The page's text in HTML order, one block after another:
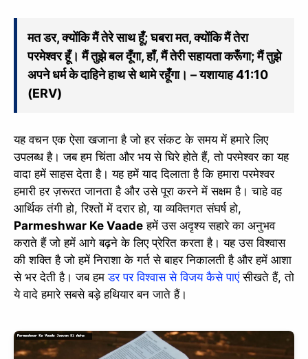
मत डर, क्योंकि मैं तेरे साथ हूँ; घबरा मत, क्योंकि मैं तेरा
परमेश्वर हूँ। मैं तुझे बल दूँगा, हाँ, मैं तेरी सहायता करूँगा; मैं तुझे
अपने धर्म के दाहिने हाथ से थामे रहूँगा। – यशायाह 41:10
(ERV)
यह वचन एक ऐसा खजाना है जो हर संकट के समय में हमारे लिए
उपलब्ध है। जब हम चिंता और भय से घिरे होते हैं, तो परमेश्वर का यह
वादा हमें साहस देता है। यह हमें याद दिलाता है कि हमारा परमेश्वर
हमारी हर ज़रूरत जानता है और उसे पूरा करने में सक्षम है। चाहे वह
आर्थिक तंगी हो, रिश्तों में दरार हो, या व्यक्तिगत संघर्ष हो,
Parmeshwar Ke Vaade हमें उस अदृश्य सहारे का अनुभव
कराते हैं जो हमें आगे बढ़ने के लिए प्रेरित करता है। यह उस विश्वास
की शक्ति है जो हमें निराशा के गर्त से बाहर निकालती है और हमें आशा
से भर देती है। जब हमडर पर विश्वास से विजय कैसे पाएंसीखते हैं, तो
ये वादे हमारे सबसे बड़े हथियार बन जाते हैं।